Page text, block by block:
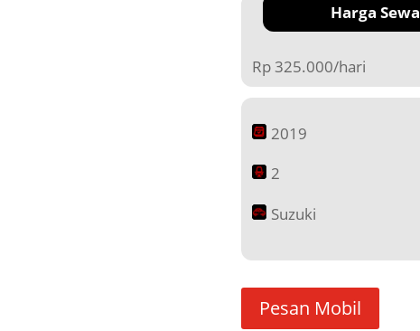
Harga Sewa
Rp 325.000/hari
2019
2
Suzuki
Pesan Mobil